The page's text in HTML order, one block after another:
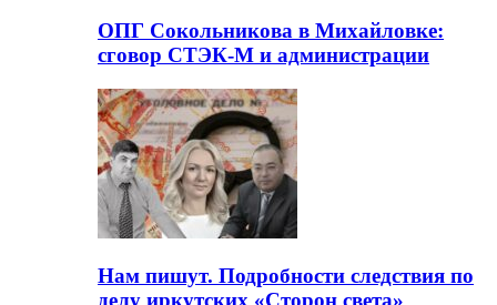
ОПГ Сокольникова в Михайловке:
сговор СТЭК-М и администрации
Нам пишут. Подробности следствия по
делу иркутских «Сторон света»